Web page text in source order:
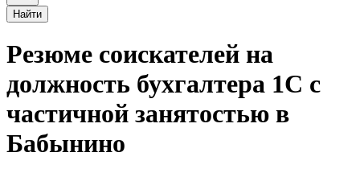
Найти
Резюме соискателей на
должность бухгалтера 1C с
частичной занятостью в
Бабынино